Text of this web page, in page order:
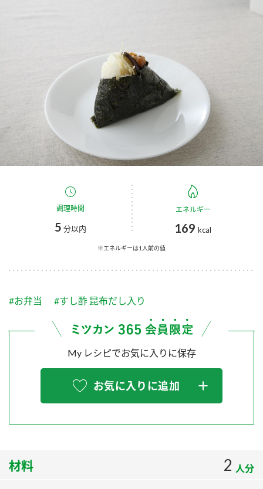
お酢ドリンク ぽん酢
みりん風・料理酒 鍋用調味料
スープ 中華
ふりかけ おすしの素
炊き込みご飯の素 米飯用調味液
キャンペーン情報
ブランド・スペシャルサイト
ブランド・スペシャルサイト トップ
商品ブランドサイト
Fibee（ファイビー）
カンタン酢
お酢ドリンク
かおりの蔵
つゆ
納豆のサイト
スペシャルサイト
すしラボ
企業情報
国内事業概要
ミツカングループについて
企業理念
ミツカンを知る
水の文化センター（アーカイブ）
ZENB initiative
MIM（ミツカンミュージアム）
お客様相談センター
お客様の声をいかしました
販売終了製品のご案内
よくあるご質問
調理時間
5 分以内
エネルギー
169 kcal
※エネルギーは1人前の値
#お弁当 #すし酢 昆布だし入り
My レシピでお気に入りに保存
お気に入りに追加
材料 2 人分